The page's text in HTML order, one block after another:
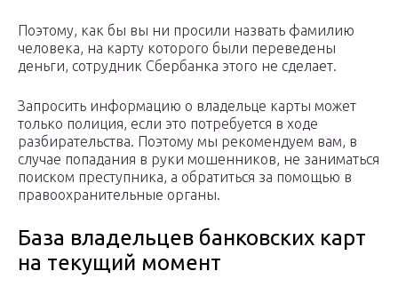
Поэтому, как бы вы ни просили назвать фамилию
человека, на карту которого были переведены
деньги, сотрудник Сбербанка этого не сделает.
Запросить информацию о владельце карты может
только полиция, если это потребуется в ходе
разбирательства. Поэтому мы рекомендуем вам, в
случае попадания в руки мошенников, не заниматься
поиском преступника, а обратиться за помощью в
правоохранительные органы.
База владельцев банковских карт
на текущий момент